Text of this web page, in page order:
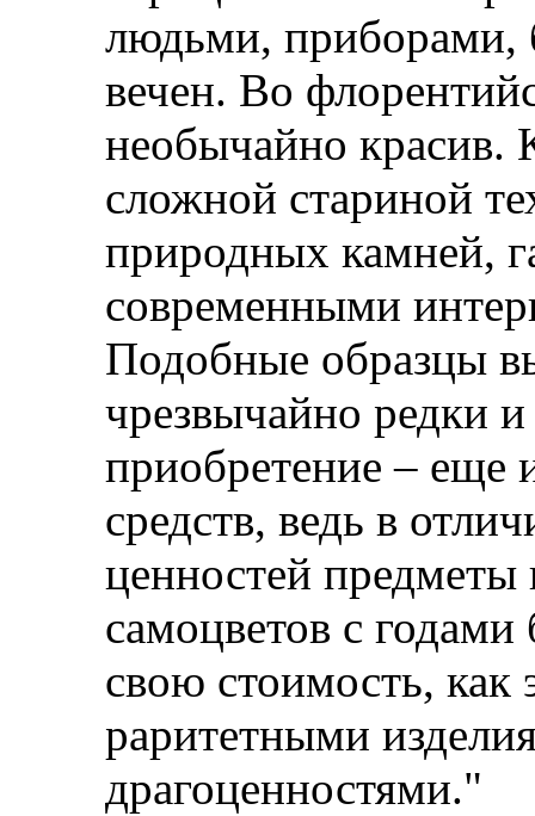
людьми, приборами,
вечен. Во
необычайно красив.
сложной стариной
природных камней,
современными
Подобные образцы
чрезвычайно редки
приобретение – еще
средств, ведь в
ценностей предметы
самоцветов с
свою стоимость, как
раритетными
драгоценностями."